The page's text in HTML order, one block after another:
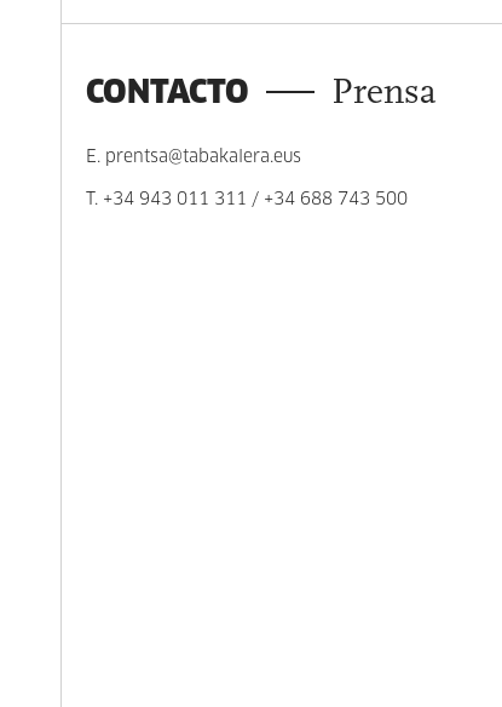
CONTACTO Prensa
E. prentsa@tabakalera.eus
T. +34 943 011 311 / +34 688 743 500